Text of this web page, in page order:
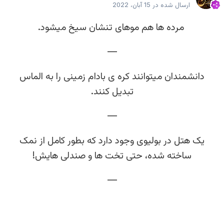
ارسال شده در 15 آبان، 2022
مرده ها هم موهای تنشان سیخ میشود.
—
دانشمندان میتوانند کره ی بادام زمینی را به الماس
تبدیل کنند.
—
یک هتل در بولیوی وجود دارد که بطور کامل از نمک
ساخته شده، حتی تخت ها و صندلی هایش!
—